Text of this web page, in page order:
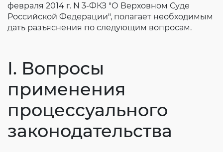
февраля 2014 г. N 3-ФКЗ "О Верховном Суде
Российской Федерации", полагает необходимым
дать разъяснения по следующим вопросам.
I. Вопросы
применения
процессуального
законодательства